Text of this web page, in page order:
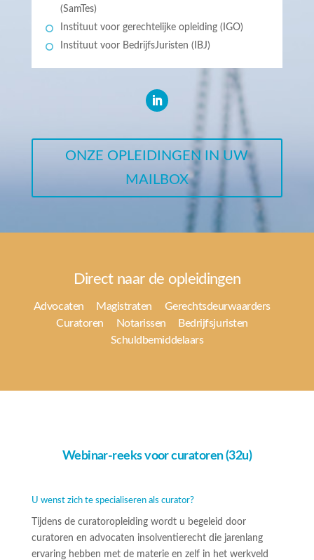
(SamTes)
Instituut voor gerechtelijke opleiding (IGO)
Instituut voor BedrijfsJuristen (IBJ)
ONZE OPLEIDINGEN IN UW
MAILBOX
Direct naar de opleidingen
Advocaten Magistraten
Gerechtsdeurwaarders
Curatoren
Notarissen
Bedrijfsjuristen
Schuldbemiddelaars
Webinar-reeks voor curatoren (32u)
U wenst zich te specialiseren als curator?
Tijdens de curatoropleiding wordt u begeleid door
curatoren en advocaten insolventierecht die jarenlang
ervaring hebben met de materie en zelf in het werkveld